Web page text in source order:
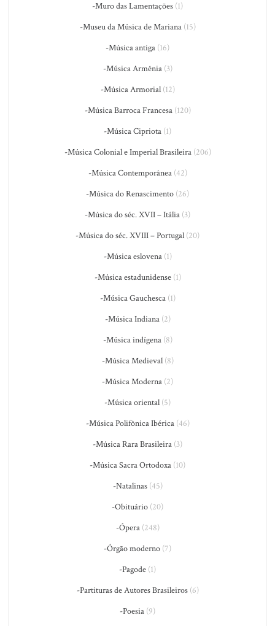
-Muro das Lamentações (1)
-Museu da Música de Mariana(15)
-Música antiga (16)
-Música Armênia(3)
-Música Armorial(12)
-Música Barroca Francesa(120)
-Música Cipriota (1)
-Música Colonial e Imperial Brasileira(206)
-Música Contemporânea(42)
-Música do Renascimento (26)
-Música do séc. XVII – Itália (3)
-Música do séc. XVIII – Portugal (20)
-Música eslovena(1)
-Música estadunidense(1)
-Música Gauchesca(1)
-Música Indiana(2)
-Música indígena(8)
-Música Medieval(8)
-Música Moderna (2)
-Música oriental (5)
-Música Polifônica Ibérica(46)
-Música Rara Brasileira (3)
-Música Sacra Ortodoxa (10)
-Natalinas(45)
-Obituário (20)
-Ópera(248)
-Órgão moderno (7)
-Pagode (1)
-Partituras de Autores Brasileiros(6)
-Poesia (9)